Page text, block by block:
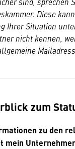
Diese
Ihrer Situation
nicht kennen,
zum
zu den
mein